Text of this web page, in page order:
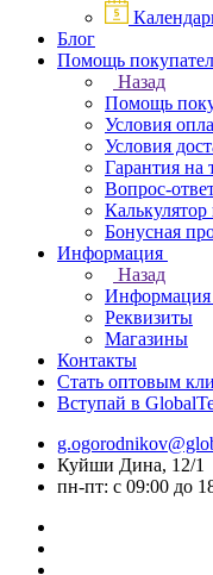
Блог
Помощь
Назад
Помощь
Условия
Условия
Гарантия на
Вопрос-
Бонусная
Информация
Назад
Информация
Реквизиты
Магазины
Контакты
Стать оптовым
Вступай в
Куйши Дина, 12/1
пн-пт: с 09:00 до